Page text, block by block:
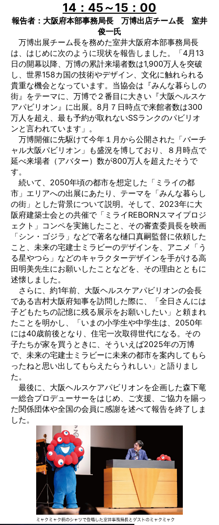
14：45～15：00
報告者：大阪府本部事務局長 万博出店チーム長 室井
俊一氏
万博出展チーム長を務めた室井大阪府本部事務局長
は、はじめに次のように現状を報告しました。「4月13
日の開幕以降、万博の累計来場者数は1,900万人を突破
し、世界158カ国の技術やデザイン、文化に触れられる
貴重な機会となっています。当協会は『みんな暮らしの
街』をテーマに、万博で２番目に大きい『大阪ヘルスケ
アパビリオン』に出展。8月７日時点で来館者数は300
万人を超え、最も予約が取れないSSランクのパビリオ
ンと言われています」。
万博開催に先駆けて今年１月から公開された「バーチ
ャル大阪パビリオン」も盛況を博しており、８月時点で
延べ来場者（アバター）数が800万人を超えたそうで
す。
続いて、2050年頃の都市を想定した「ミライの都
市」エリアへの出展にあたり、テーマを「みんな暮らし
の街」とした背景について説明。そして、2023年に大
阪府建築士会との共催で「ミライREBORNスマイプロジ
ェクト」コンペを実施したこと、その審査委員長を映画
「シン・ゴジラ」などで著名な樋口真嗣監督に依頼した
こと、未来の宅建士ミラビーのデザインを、アニメ「う
る星やつら」などのキャラクターデザインを手がける高
田明美先生にお願いしたことなどを、その理由とともに
述懐しました。
さらに、約1年前、大阪ヘルスケアパビリオンの会長
である吉村大阪府知事を訪問した際に、「全日さんには
子どもたちの記憶に残る展示をお願いしたい」と頼まれ
たことを明かし、「いまの小学生や中学生は、2050年
には40歳前後となり、住宅一次取得世代になる。その
子たちが家を買うときに、そういえば2025年の万博
で、未来の宅建士ミラビーに未来の都市を案内してもら
ったねと思い出してもらえたらうれしい」と語りまし
た。
最後に、大阪ヘルスケアパビリオンを企画した森下竜
一総合プロデューサーをはじめ、ご支援、ご協力を賜っ
た関係団体や全国の会員に感謝を述べて報告を終了しま
した。